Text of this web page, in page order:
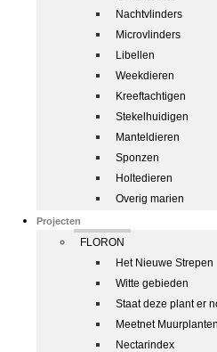
Nachtvlinders
Microvlinders
Libellen
Weekdieren
Kreeftachtigen
Stekelhuidigen
Manteldieren
Sponzen
Holtedieren
Overig marien
Projecten
FLORON
Het Nieuwe Strepen
Witte gebieden
Staat deze plant er
Meetnet Muurplanten
Nectarindex